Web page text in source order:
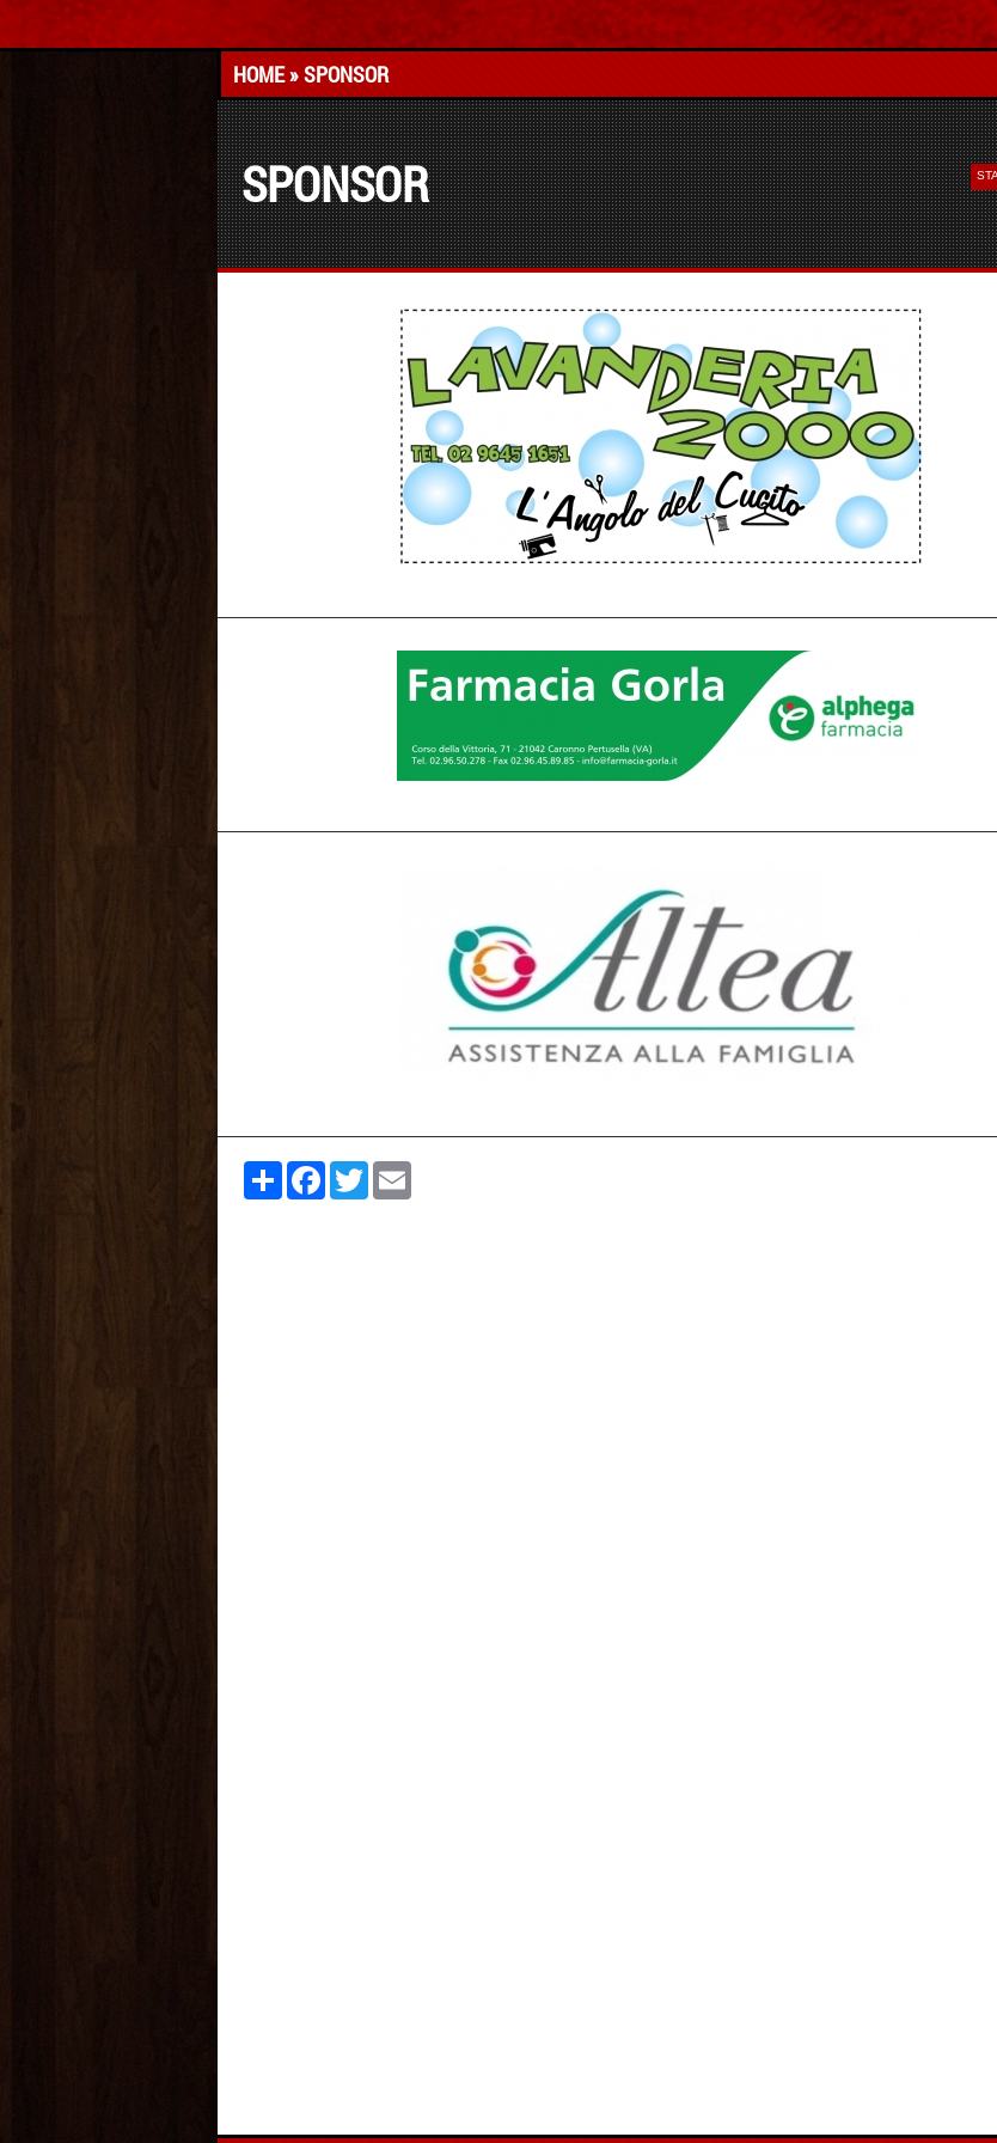
HOME» SPONSOR
SPONSOR
Share FacebookTwitter